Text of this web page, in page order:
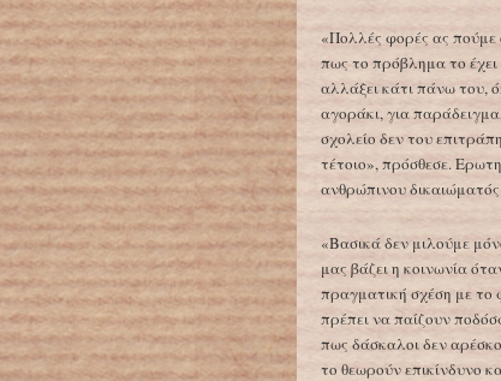
«Πολλές φορές ας πούμε
πως το πρόβλημα το έχει
αλλάξει κάτι πάνω του,
αγοράκι, για
σχολείο δεν του
τέτοιο», πρόσθεσε.
ανθρώπινου
«Βασικά δεν μιλούμε
μας βάζει η κοινωνία
πραγματική σχέση με το
πρέπει να παίζουν
πως δάσκαλοι δεν
το θεωρούν επικίνδυνο